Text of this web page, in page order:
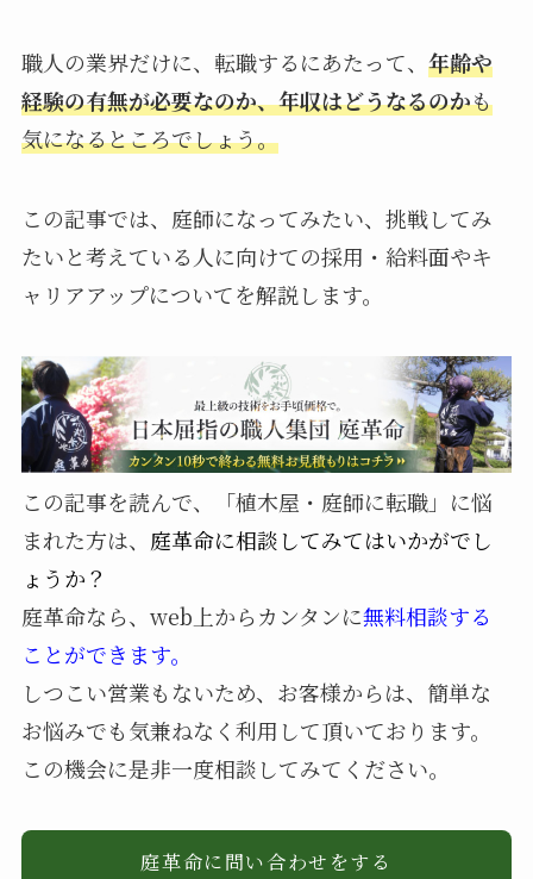
職人の業界だけに、転職するにあたって、 年齢や
経験の有無が必要なのか、年収はどうなるのかも
気になるところでしょう。
この記事では、庭師になってみたい、挑戦してみ
たいと考えている人に向けての採用・給料面やキ
ャリアアップについてを解説します。
この記事を読んで、「植木屋・庭師に転職」に悩
まれた方は、 庭革命に相談してみてはいかがでし
ょうか？
庭革命なら、web上からカンタンに無料相談する
ことができます。
しつこい営業もないため、お客様からは、簡単な
お悩みでも気兼ねなく利用して頂いております。
この機会に是非一度相談してみてください。
庭革命に問い合わせをする